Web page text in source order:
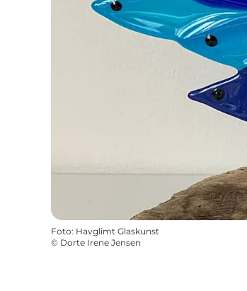
Foto: Havglimt Glaskunst
© Dorte Irene Jensen